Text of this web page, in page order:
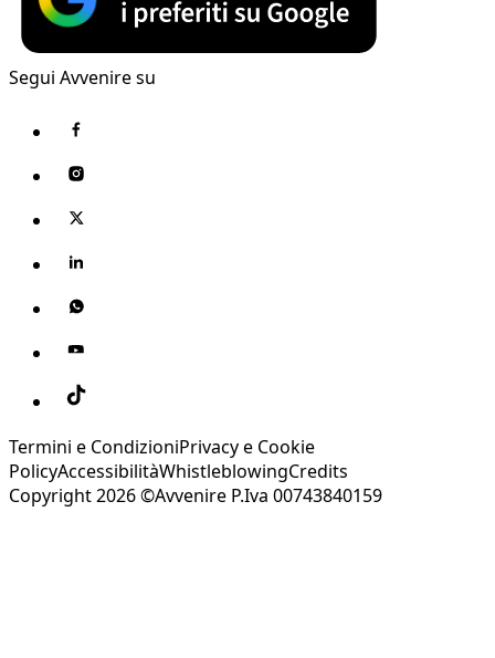
Segui Avvenire su
Termini e CondizioniPrivacy e Cookie
PolicyAccessibilitàWhistleblowingCredits
Copyright 2026 ©Avvenire P.Iva 00743840159